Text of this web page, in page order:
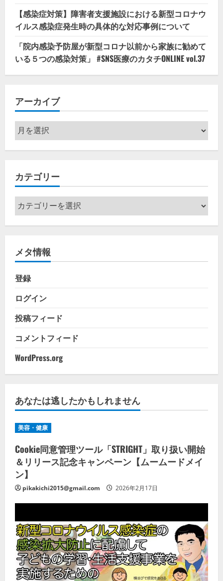
【感染症対策】障害者支援施設における新型コロナウ
イルス感染症発生時の具体的な対応事例について
「院内感染予防屋が新型コロナ以前から家族に勧めて
いる５つの感染対策」 #SNS医療のカタチONLINE vol.37
アーカイブ
ア
ー
カ
ブ
カテゴリー
カ
テ
ゴ
ー
メタ情報
登録
ログイン
投稿フィード
コメントフィード
WordPress.org
あなたは逃したかもしれません
美容・健康
Cookie同意管理ツール「STRIGHT」取り扱い開始
＆リリース記念キャンペーン【ムームードメイ
ン】
pikakichi2015@gmail.com 2026年2月17日